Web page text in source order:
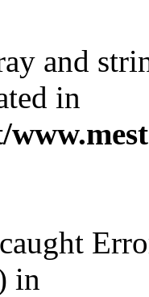
and
in
in